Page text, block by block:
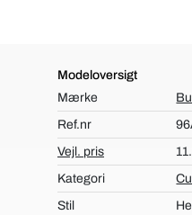
Modeloversigt
Mærke
Ref.nr
Vejl. pris
Kategori
Stil